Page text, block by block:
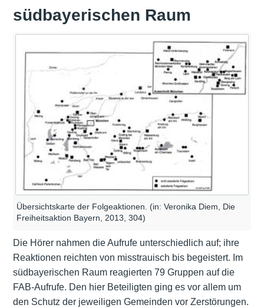
südbayerischen Raum
Übersichtskarte der Folgeaktionen. (in: Veronika Diem, Die
Freiheitsaktion Bayern, 2013, 304)
Die Hörer nahmen die Aufrufe unterschiedlich auf; ihre
Reaktionen reichten von misstrauisch bis begeistert. Im
südbayerischen Raum reagierten 79 Gruppen auf die
FAB-Aufrufe. Den hier Beteiligten ging es vor allem um
den Schutz der jeweiligen Gemeinden vor Zerstörungen.